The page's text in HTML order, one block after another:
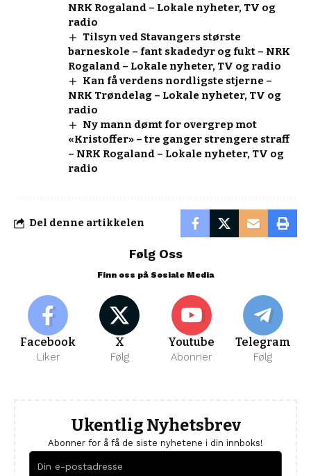
NRK Rogaland – Lokale nyheter, TV og
radio
Tilsyn ved Stavangers største
barneskole – fant skadedyr og fukt – NRK
Rogaland – Lokale nyheter, TV og radio
Kan få verdens nordligste stjerne –
NRK Trøndelag – Lokale nyheter, TV og
radio
Ny mann dømt for overgrep mot
«Kristoffer» – tre ganger strengere straff
– NRK Rogaland – Lokale nyheter, TV og
radio
Del denne artikkelen
Følg Oss
Finn oss på Sosiale Media
Facebook
Liker
X
Følg
Youtube
Abonner
Telegram
Følg
Ukentlig Nyhetsbrev
Abonner for å få de siste nyhetene i din innboks!